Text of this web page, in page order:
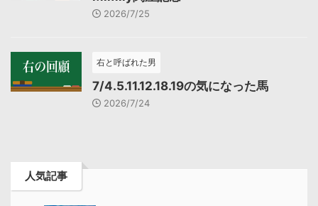
2026/7/25
右と呼ばれた男
7/4.5.11.12.18.19の気になった馬
2026/7/24
人気記事